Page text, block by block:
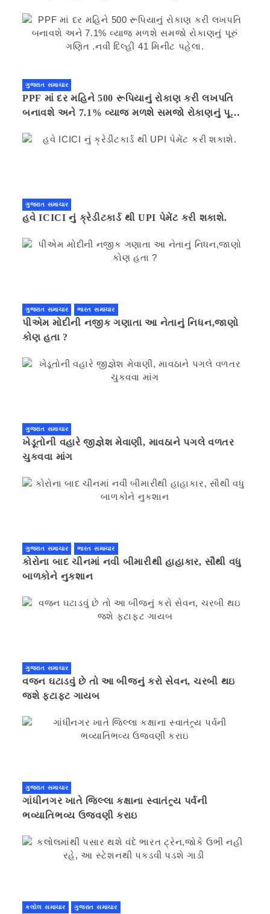
ગુજરાત સમાચાર
PPF માં દર મહિને 500 રૂપિયાનું રોકાણ કરી લખપતિ
બનાવશે અને 7.1% વ્યાજ મળશે સમજો રોકાણનું પૂરું
ગુજરાત સમાચાર
હવે ICICI નું ક્રેડીટકાર્ડ થી UPI પેમેંટ કરી શકાશે.
ગુજરાત સમાચાર ભારત સમાચાર
પીએમ મોદીની નજીક ગણાતા આ નેતાનું નિધન,જાણો
કોણ હતા ?
ગુજરાત સમાચાર
ખેડૂતોની વહારે જીજ્ઞેશ મેવાણી, માવઠાને પગલે વળતર
ચુકવવા માંગ
ગુજરાત સમાચાર ભારત સમાચાર
કોરોના બાદ ચીનમાં નવી બીમારીથી હાહાકાર, સૌથી વધુ
બાળકોને નુકશાન
ગુજરાત સમાચાર
વજન ઘટાડવું છે તો આ બીજનું કરો સેવન, ચરબી થઇ
જશે ફટાફટ ગાયબ
ગુજરાત સમાચાર
ગાંધીનગર ખાતે જિલ્લા કક્ષાના સ્વાતંત્ર્ય પર્વની
ભવ્યાતિભવ્ય ઉજવણી કરાઇ
કલોલ સમાચાર ગુજરાત સમાચાર